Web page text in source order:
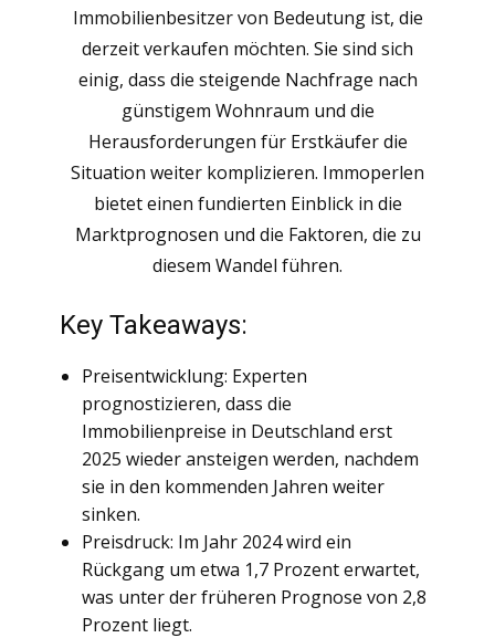
Immobilienbesitzer von Bedeutung ist, die
derzeit verkaufen möchten. Sie sind sich
einig, dass die steigende Nachfrage nach
günstigem Wohnraum und die
Herausforderungen für Erstkäufer die
Situation weiter komplizieren. Immoperlen
bietet einen fundierten Einblick in die
Marktprognosen und die Faktoren, die zu
diesem Wandel führen.
Key Takeaways:
Preisentwicklung: Experten
prognostizieren, dass die
Immobilienpreise in Deutschland erst
2025 wieder ansteigen werden, nachdem
sie in den kommenden Jahren weiter
sinken.
Preisdruck: Im Jahr 2024 wird ein
Rückgang um etwa 1,7 Prozent erwartet,
was unter der früheren Prognose von 2,8
Prozent liegt.